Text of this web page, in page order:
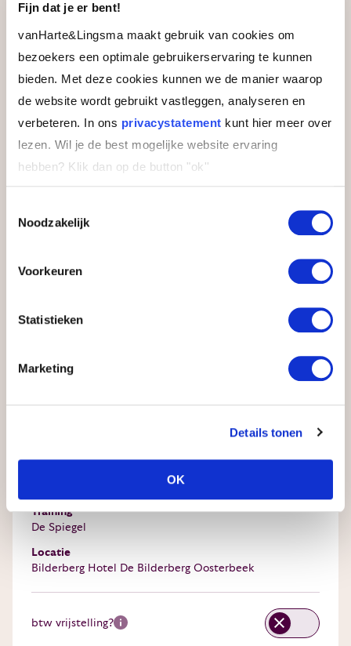
Fijn dat je er bent!
vanHarte&Lingsma maakt gebruik van cookies om
bezoekers een optimale gebruikerservaring te kunnen
bieden. Met deze cookies kunnen we de manier waarop
de website wordt gebruikt vastleggen, analyseren en
verbeteren. In ons privacystatement kunt hier meer over
lezen. Wil je de best mogelijke website ervaring
hebben? Klik dan op de button "ok''
Noodzakelijk
Voorkeuren
Statistieken
Marketing
Details tonen
OK
Leerlocatie
Bilderberg Hotel De Bilderberg Oosterbeek
Prachtige gelegen in de bossen van de Veluwe,
een oase van rust. Perfect voor een impactvolle
training.
Training
De Spiegel
Locatie
Bilderberg Hotel De Bilderberg Oosterbeek
btw vrijstelling?